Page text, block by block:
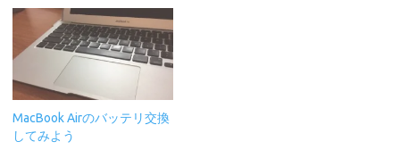
MacBook Airのバッテリ交換
してみよう